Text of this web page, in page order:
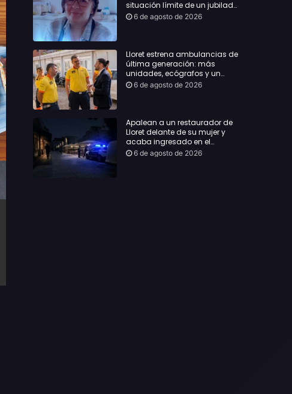
situación límite de un jubilado
de 65 años y pide una
6 de agosto de 2026
Lloret estrena ambulancias de
última generación: más
unidades, ecógrafos y un
servicio reforzado las 24 horas
6 de agosto de 2026
Apalean a un restaurador de
Lloret delante de su mujer y
acaba ingresado en el
Hospital Vall d’Hebron
6 de agosto de 2026